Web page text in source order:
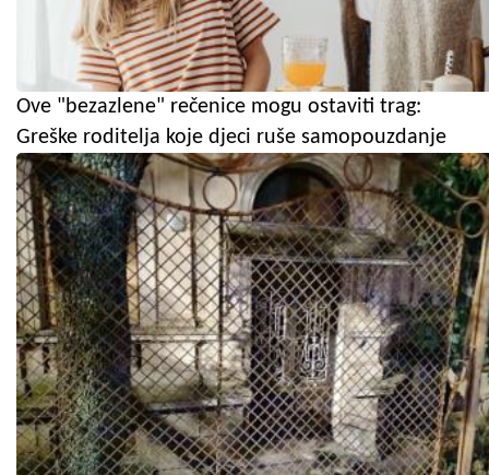
Ove "bezazlene" rečenice mogu ostaviti trag:
Greške roditelja koje djeci ruše samopouzdanje